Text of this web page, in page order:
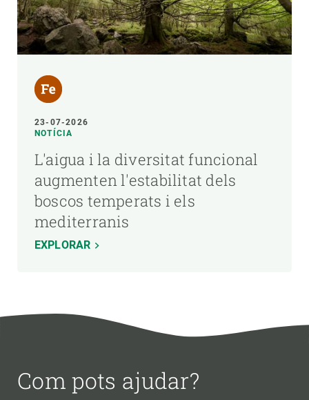
23-07-2026
NOTÍCIA
L'aigua i la diversitat funcional
augmenten l'estabilitat dels
boscos temperats i els
mediterranis
EXPLORAR
Com pots ajudar?